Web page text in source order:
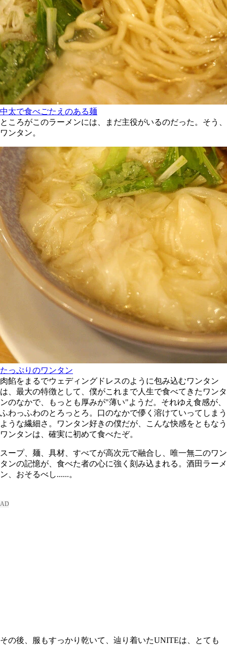
中太で食べごたえのある麺
ところがこのラーメンには、まだ主役がいるのだった。そう、
ワンタン。
たっぷりのワンタン
肉餡をまるでウェディングドレスのように包み込むワンタン
は、最大の特徴として、僕がこれまで人生で食べてきたワンタ
ンのなかで、もっとも厚みが"薄い"ようだ。それゆえ食感が、
ふわっふわのとろっとろ。口のなかで儚く溶けていってしまう
ような繊細さ。ワンタン好きの僕だが、こんな快感をともなう
ワンタンは、確実に初めて食べたぞ。
スープ、麺、具材、すべてが高次元で融合し、唯一無二のワン
タンの記憶が、食べた者の心に強く刻み込まれる。酒田ラーメ
ン、おそるべし......。
その後、服もすっかり乾いて、辿り着いたUNITEは、とても